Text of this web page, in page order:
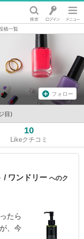
稿一覧
フォロー
目)
10
Likeクチコミ
/ ワンドリー へのク
たら
、今